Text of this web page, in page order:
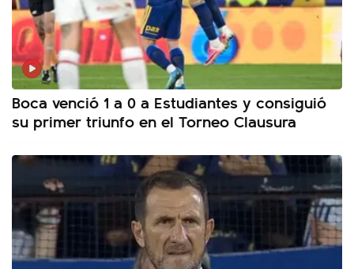
Boca venció 1 a 0 a Estudiantes y consiguió
su primer triunfo en el Torneo Clausura